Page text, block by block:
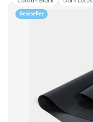
Bestseller